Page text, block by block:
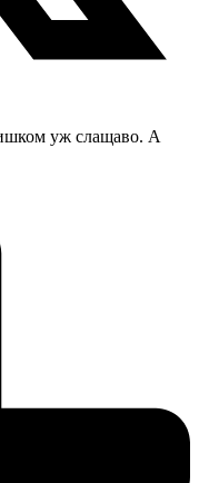
уж слащаво. А